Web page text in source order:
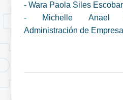
- Wara Paola Siles
- Michelle Anael
Administración de